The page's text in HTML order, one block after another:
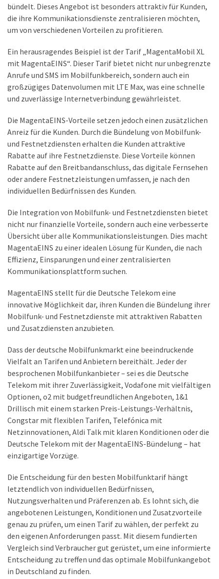
bündelt. Dieses Angebot ist besonders attraktiv für Kunden,
die ihre Kommunikationsdienste zentralisieren möchten,
um von verschiedenen Vorteilen zu profitieren.
Ein herausragendes Beispiel ist der Tarif „MagentaMobil XL
mit MagentaEINS“. Dieser Tarif bietet nicht nur unbegrenzte
Anrufe und SMS im Mobilfunkbereich, sondern auch ein
großzügiges Datenvolumen mit LTE Max, was eine schnelle
und zuverlässige Internetverbindung gewährleistet.
Die MagentaEINS-Vorteile setzen jedoch einen zusätzlichen
Anreiz für die Kunden. Durch die Bündelung von Mobilfunk-
und Festnetzdiensten erhalten die Kunden attraktive
Rabatte auf ihre Festnetzdienste. Diese Vorteile können
Rabatte auf den Breitbandanschluss, das digitale Fernsehen
oder andere Festnetzleistungen umfassen, je nach den
individuellen Bedürfnissen des Kunden.
Die Integration von Mobilfunk- und Festnetzdiensten bietet
nicht nur finanzielle Vorteile, sondern auch eine verbesserte
Übersicht über alle Kommunikationsleistungen. Dies macht
MagentaEINS zu einer idealen Lösung für Kunden, die nach
Effizienz, Einsparungen und einer zentralisierten
Kommunikationsplattform suchen.
MagentaEINS stellt für die Deutsche Telekom eine
innovative Möglichkeit dar, ihren Kunden die Bündelung ihrer
Mobilfunk- und Festnetzdienste mit attraktiven Rabatten
und Zusatzdiensten anzubieten.
Dass der deutsche Mobilfunkmarkt eine beeindruckende
Vielfalt an Tarifen und Anbietern bereithält. Jeder der
besprochenen Mobilfunkanbieter – sei es die Deutsche
Telekom mit ihrer Zuverlässigkeit, Vodafone mit vielfältigen
Optionen, o2 mit budgetfreundlichen Angeboten, 1&1
Drillisch mit einem starken Preis-Leistungs-Verhältnis,
Congstar mit flexiblen Tarifen, Telefónica mit
Netzinnovationen, Aldi Talk mit klaren Konditionen oder die
Deutsche Telekom mit der MagentaEINS-Bündelung – hat
einzigartige Vorzüge.
Die Entscheidung für den besten Mobilfunktarif hängt
letztendlich von individuellen Bedürfnissen,
Nutzungsverhalten und Präferenzen ab. Es lohnt sich, die
angebotenen Leistungen, Konditionen und Zusatzvorteile
genau zu prüfen, um einen Tarif zu wählen, der perfekt zu
den eigenen Anforderungen passt. Mit diesem fundierten
Vergleich sind Verbraucher gut gerüstet, um eine informierte
Entscheidung zu treffen und das optimale Mobilfunkangebot
in Deutschland zu finden.